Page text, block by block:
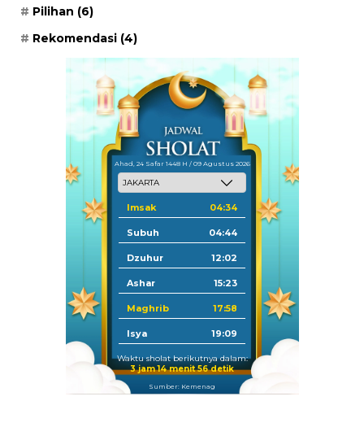
Pilihan (6)
Rekomendasi (4)
Ahad, 24 Safar 1448 H / 09 Agustus 2026
Imsak 04:34
Subuh 04:44
Dzuhur 12:02
Ashar 15:23
Maghrib 17:58
Isya 19:09
Waktu sholat berikutnya dalam:
3 jam 14 menit 55 detik
Sumber: Kemenag